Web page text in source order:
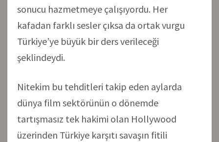
sonucu hazmetmeye çalışıyordu. Her
kafadan farklı sesler çıksa da ortak vurgu
Türkiye’ye büyük bir ders verileceği
şeklindeydi.
Nitekim bu tehditleri takip eden aylarda
dünya film sektörünün o dönemde
tartışmasız tek hakimi olan Hollywood
üzerinden Türkiye karşıtı savaşın fitili